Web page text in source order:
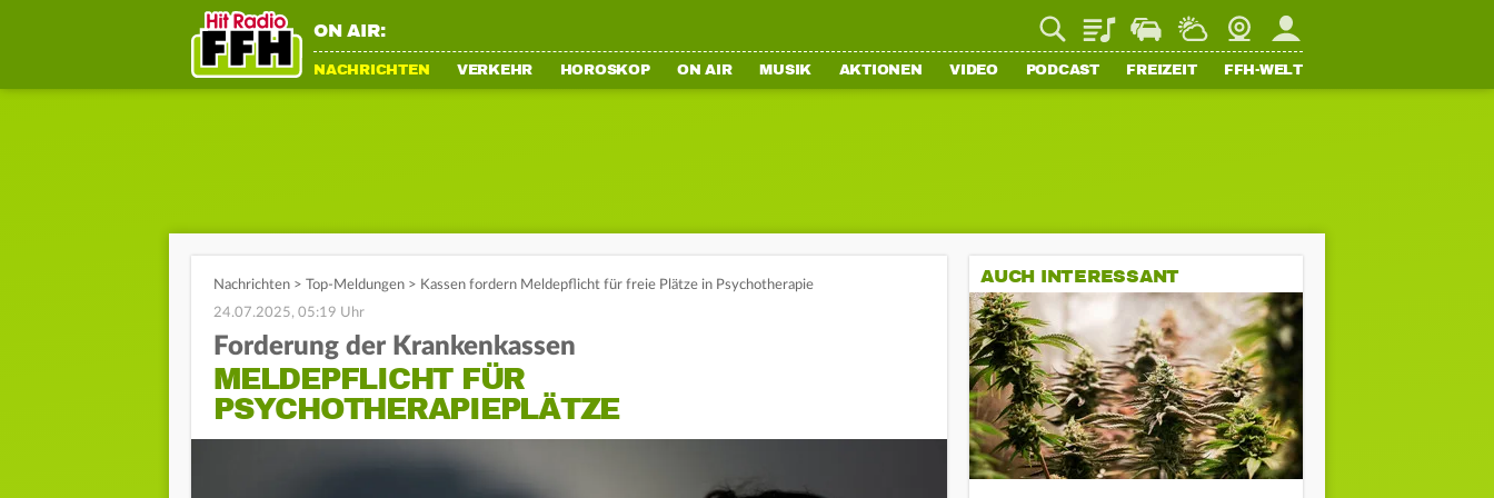
ON AIR: PlaylistStaupilotWetterWebcamMein FFH
NACHRICHTEN VERKEHR HOROSKOP ON AIR MUSIK AKTIONEN VIDEO PODCAST FREIZEIT FFH-WELT
Nachrichten > Top-Meldungen > Kassen fordern Meldepflicht für freie Plätze in Psychotherapie
24.07.2025, 05:19 Uhr
Forderung der Krankenkassen
MELDEPFLICHT FÜR
PSYCHOTHERAPIEPLÄTZE
AUCH INTERESSANT